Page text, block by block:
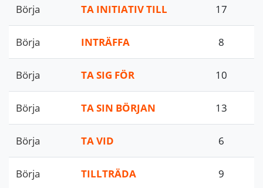
Börja TA INITIATIV TILL 17
Börja INTRÄFFA 8
Börja TA SIG FÖR 10
Börja TA SIN BÖRJAN 13
Börja TA VID 6
Börja TILLTRÄDA 9